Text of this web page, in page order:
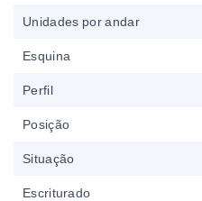
Unidades por andar
Esquina
Perfil
Posição
Situação
Escriturado